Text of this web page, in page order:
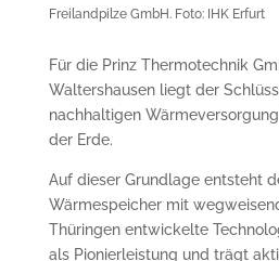
Freilandpilze GmbH. Foto: IHK Erfurt
Für die Prinz Thermotechnik
Waltershausen liegt der
nachhaltigen
der Erde.
Auf dieser Grundlage entsteht
Wärmespeicher mit
Thüringen entwickelte
als Pionierleistung und trägt